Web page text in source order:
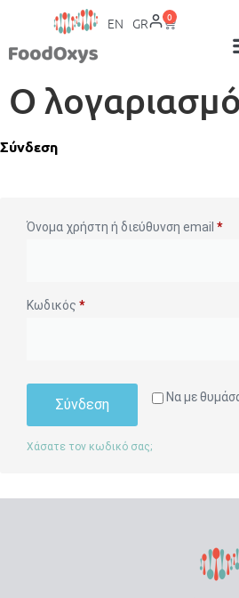
EN GR 0
Ο
Σύνδεση
Όνομα χρήστη ή διεύθυνση email *
Κωδικός *
Να με
Σύνδεση
Χάσατε τον κωδικό σας;